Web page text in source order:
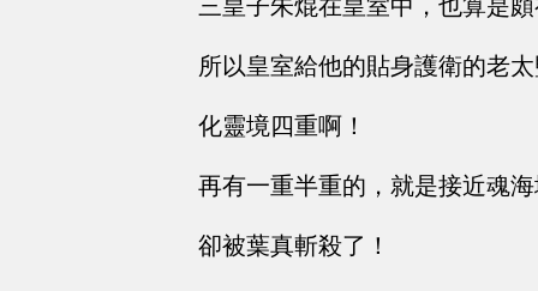
三皇子朱焜在皇室中，也算是
所以皇室給他的貼身護衛的老
化靈境四重啊！
再有一重半重的，就是接近魂
卻被葉真斬殺了！